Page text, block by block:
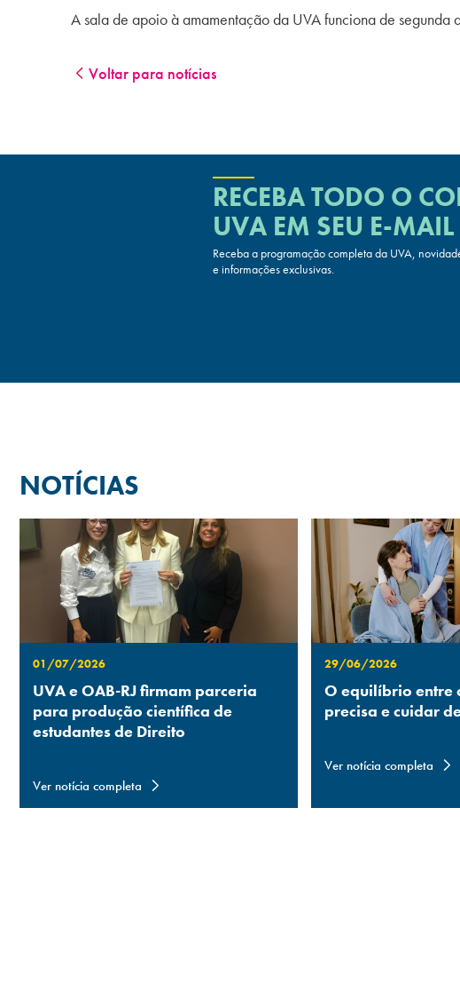
A sala de apoio à amamentação da UVA funciona de
Voltar para notícias
RECEBA TODO O
UVAEM SEU E-MAIL
Receba a programação completa da UVA,
e informações exclusivas.
NOTÍCIAS
01/07/2026
UVA e OAB-RJ firmam parceria
para produção científica de
estudantes de Direito
Ver notícia completa
29/06/2026
O equilíbrio entre
precisa e cuidar
Ver notícia completa